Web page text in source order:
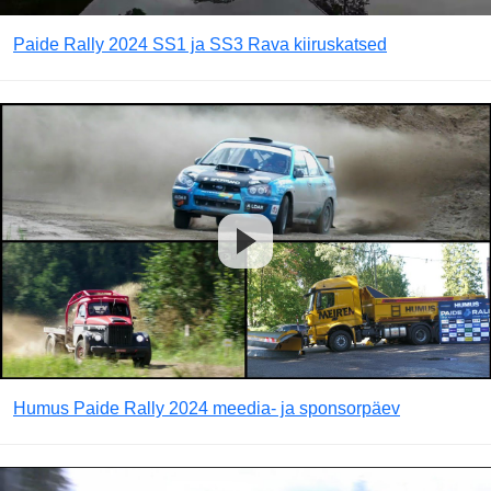
Paide Rally 2024 SS1 ja SS3 Rava kiiruskatsed
Humus Paide Rally 2024 meedia- ja sponsorpäev